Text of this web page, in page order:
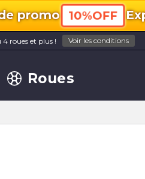
promo 10%OFF
roues et plus ! Voir les conditions
Roues